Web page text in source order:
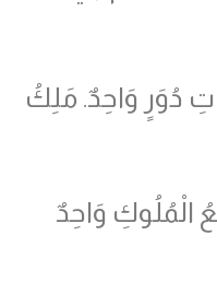
دُوَرٍ وَاحِدٌ. مَلِكُ
الْمُلُوكِ وَاحِدٌ